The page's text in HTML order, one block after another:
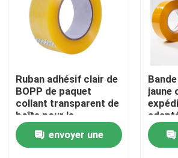
Ruban adhésif de PVC
Ruban adhésif de fibre de verre
Petit pain de film de bout droit
Ruban adhésif clair de
BOPP de paquet
collant transparent de
boîte pour le
cachetage de carton
envoyer une
jaune
du
de